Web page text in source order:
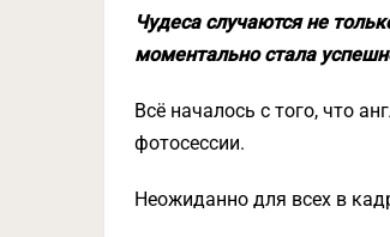
Чудеса случаются не
моментально стала
Всё началось с того, что
фотосессии.
Неожиданно для всех в